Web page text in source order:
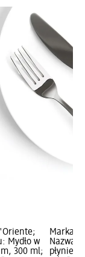
Mydło w
300 ml;
Marka:
Nazwa
płynie